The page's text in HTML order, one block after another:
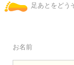
足あとをどう
お名前